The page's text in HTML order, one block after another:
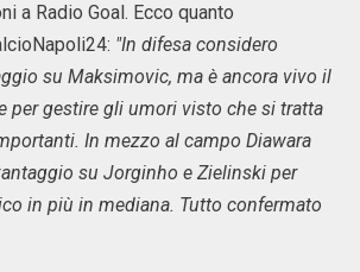
a Radio Goal. Ecco quanto
"In difesa considero
su Maksimovic, ma è ancora vivo il
per gestire gli umori visto che si tratta
In mezzo al campo Diawara
su Jorginho e Zielinski per
in più in mediana. Tutto confermato